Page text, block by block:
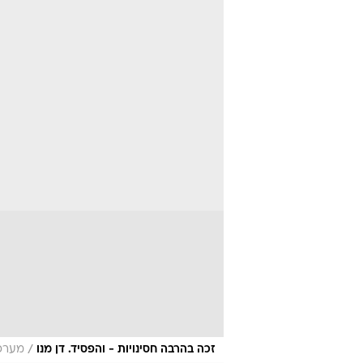
זכה בהרבה חסינויות - והפסיד. דן מנו /